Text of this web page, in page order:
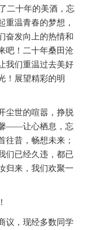
二十年的美酒，忘
重温青春的梦想，
奋发向上的热情和
吧！二十年桑田沧
我们重温过去美好
！展望精彩的明
世的喧嚣，挣脱
——让心栖息，忘
往昔，畅想未来；
们已经久违，都已
来，我们欢聚一
，现经多数同学